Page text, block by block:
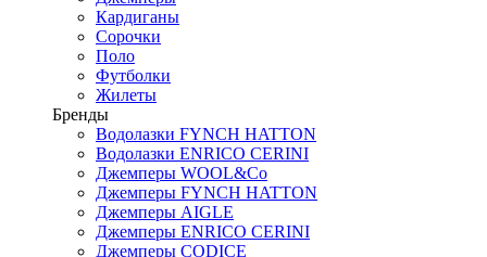
Кардиганы
Сорочки
Поло
Футболки
Жилеты
Бренды
Водолазки FYNCH HATTON
Водолазки ENRICO CERINI
Джемперы WOOL&Co
Джемперы FYNCH HATTON
Джемперы AIGLE
Джемперы ENRICO CERINI
Джемперы CODICE